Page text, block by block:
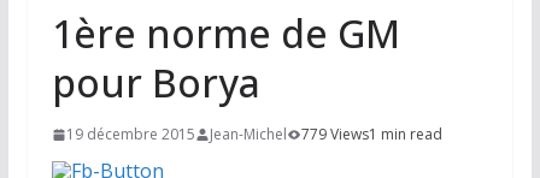
1ère norme de GM
pour Borya
19 décembre 2015 Jean-Michel 779 Views1 min read